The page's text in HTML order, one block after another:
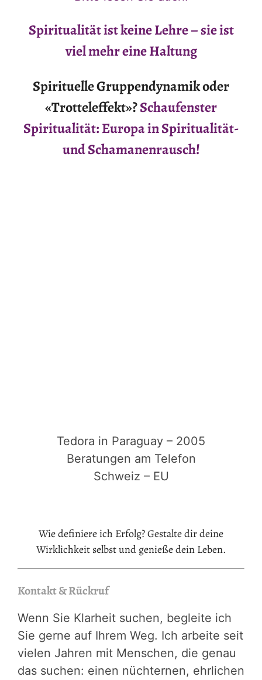
Spiritualität ist keine Lehre – sie ist
viel mehr eine Haltung
Spirituelle Gruppendynamik oder
«Trotteleffekt»?Schaufenster
Spiritualität: Europa in Spiritualität-
und Schamanenrausch!
Tedora in Paraguay – 2005
Beratungen am Telefon
Schweiz – EU
Wie definiere ich Erfolg? Gestalte dir deine
Wirklichkeit selbst und genieße dein Leben.
Kontakt & Rückruf
Wenn Sie Klarheit suchen, begleite ich
Sie gerne auf Ihrem Weg. Ich arbeite seit
vielen Jahren mit Menschen, die genau
das suchen: einen nüchternen, ehrlichen